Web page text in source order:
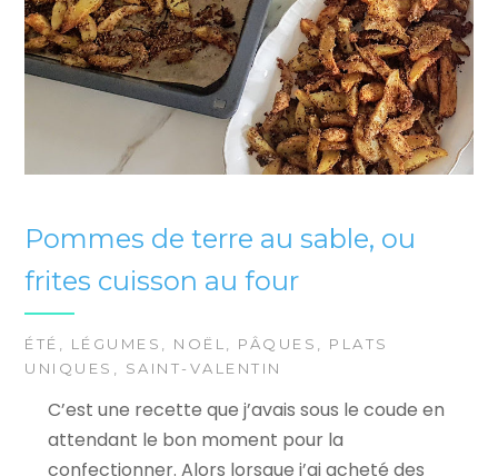
Pommes de terre au sable, ou
frites cuisson au four
ÉTÉ , LÉGUMES , NOËL, PÂQUES , PLATS
UNIQUES , SAINT-VALENTIN
C’est une recette que j’avais sous le coude en
attendant le bon moment pour la
confectionner. Alors lorsque j’ai acheté des